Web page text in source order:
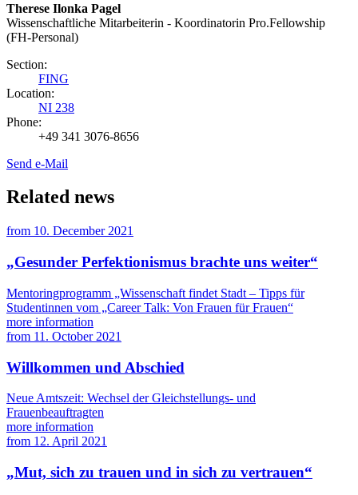
Therese Ilonka Pagel
Wissenschaftliche Mitarbeiterin - Koordinatorin Pro.Fellowship
(FH-Personal)
Section:
FING
Location:
NI 238
Phone:
+49 341 3076-8656
Send e-Mail
Related news
from 10. December 2021
„Gesunder Perfektionismus brachte uns weiter“
Mentoringprogramm „Wissenschaft findet Stadt – Tipps für
Studentinnen vom „Career Talk: Von Frauen für Frauen“
more information
from 11. October 2021
Willkommen und Abschied
Neue Amtszeit: Wechsel der Gleichstellungs- und
Frauenbeauftragten
more information
from 12. April 2021
„Mut, sich zu trauen und in sich zu vertrauen“